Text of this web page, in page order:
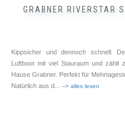
GRABNER RIVERSTAR
Kippsicher und dennoch schnell:
Luftboot mit viel Stauraum und zählt
Hause Grabner. Perfekt für
Natürlich aus d ... --> alles lesen